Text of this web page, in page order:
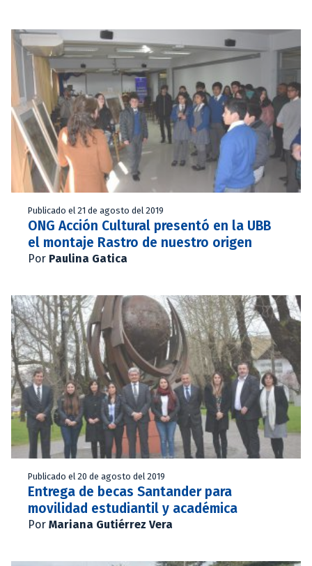
Publicado el 21 de agosto del 2019
ONG Acción Cultural presentó en la UBB
el montaje Rastro de nuestro origen
Por Paulina Gatica
Publicado el 20 de agosto del 2019
Entrega de becas Santander para
movilidad estudiantil y académica
Por Mariana Gutiérrez Vera